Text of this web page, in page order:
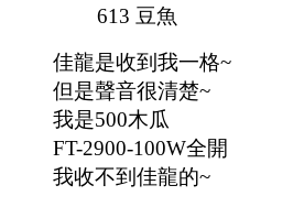
613 豆魚
佳龍是收到我一格~
但是聲音很清楚~
我是500木瓜
FT-2900-100W全開
我收不到佳龍的~